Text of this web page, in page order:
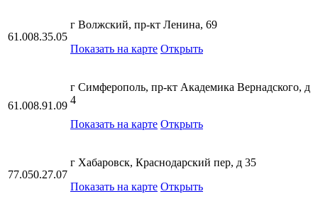
61.008.35.05
г Волжский, пр-кт Ленина, 69
Показать на карте Открыть
61.008.91.09
г Симферополь, пр-кт Академика Вернадского, д
4
Показать на карте Открыть
77.050.27.07
г Хабаровск, Краснодарский пер, д 35
Показать на карте Открыть